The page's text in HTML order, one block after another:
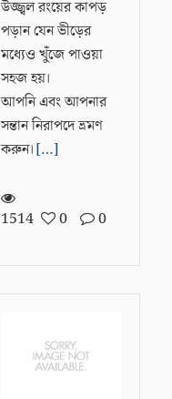
উজ্জ্বল রংয়ের কাপড়
পড়ান যেন ভীড়ের
মধ্যেও খুঁজে পাওয়া
সহজ হয়।
আপনি এবং আপনার
সন্তান নিরাপদে ভ্রমণ
করুন।[…]
1514 0 0